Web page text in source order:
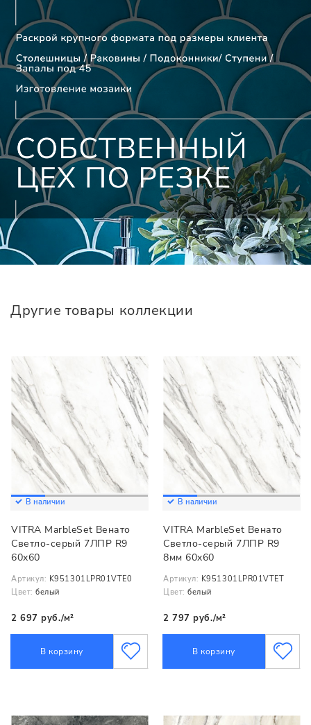
Другие товары коллекции
В наличии
VITRA MarbleSet Венато
Светло-серый 7ЛПР R9
60x60
Артикул: K951301LPR01VTE0
Цвет: белый
2 697 руб./м²
В корзину
В наличии
VITRA MarbleSet Венато
Светло-серый 7ЛПР R9
8мм 60x60
Артикул: K951301LPR01VTET
Цвет: белый
2 797 руб./м²
В корзину